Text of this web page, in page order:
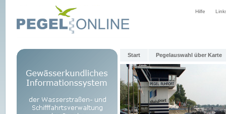
Hilfe
Start Pegelauswahl über Karte